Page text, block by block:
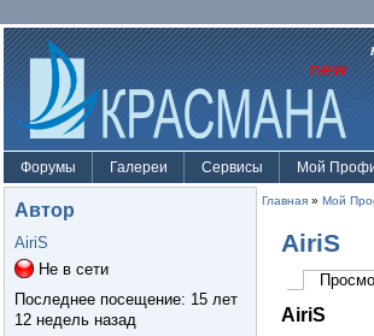
Форумы Галереи Сервисы Мой
Автор
AiriS
Не в сети
Последнее посещение: 15 лет
12 недель назад
Главная » Мой
AiriS
AiriS